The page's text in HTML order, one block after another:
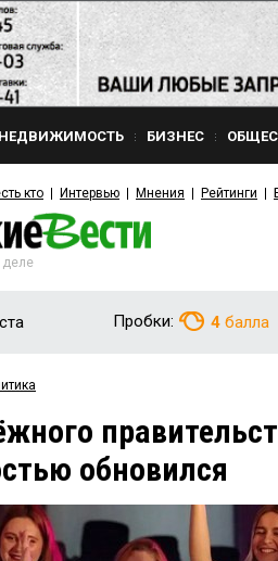
НЕДВИЖИМОСТЬ БИЗНЕС
кто Интервью Мнения Рейтинги
деле
Пробки: 4 балла
обновился